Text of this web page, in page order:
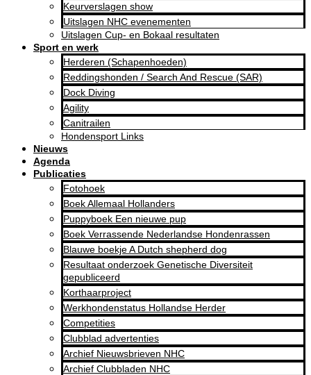
Keurverslagen show
Uitslagen NHC evenementen
Uitslagen Cup- en Bokaal resultaten
Sport en werk
Herderen (Schapenhoeden)
Reddingshonden / Search And Rescue (SAR)
Dock Diving
Agility
Canitrailen
Hondensport Links
Nieuws
Agenda
Publicaties
Fotohoek
Boek Allemaal Hollanders
Puppyboek Een nieuwe pup
Boek Verrassende Nederlandse Hondenrassen
Blauwe boekje A Dutch shepherd dog
Resultaat onderzoek Genetische Diversiteit
gepubliceerd
Korthaarproject
Werkhondenstatus Hollandse Herder
Competities
Clubblad advertenties
Archief Nieuwsbrieven NHC
Archief Clubbladen NHC